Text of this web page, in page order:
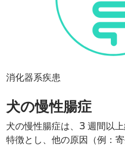
消化器系疾患
犬の慢性腸症
犬の慢性腸症は、3 週間以
特徴とし、他の原因（例：